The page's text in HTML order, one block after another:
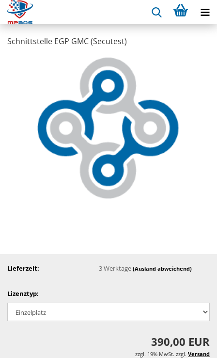
Schnitt­stel­le EGP GMC (Se­cu­test)
Lieferzeit: 3 Werktage(Ausland abweichend)
Lizenztyp:
390,00 EUR
zzgl. 19% MwSt. zzgl. Versand